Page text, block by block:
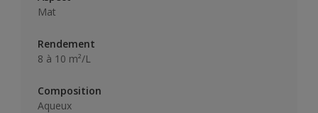
Mat
Rendement
8 à 10 m²/L
Composition
Aqueux